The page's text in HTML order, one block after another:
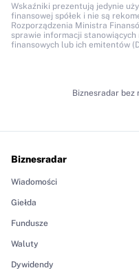
Wskaźniki prezentują jedynie
finansowej spółek i nie są
Rozporządzenia Ministra
sprawie informacji
finansowych lub ich emitentów
Biznesradar bez
Biznesradar
Wiadomości
Giełda
Fundusze
Waluty
Dywidendy